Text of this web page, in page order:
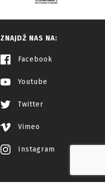
ZNAJDŹ NAS NA:
Facebook
Youtube
Twitter
Vimeo
Instagram